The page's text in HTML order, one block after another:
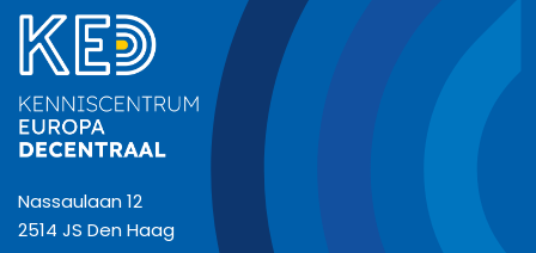
Nassaulaan 12
2514 JS Den Haag